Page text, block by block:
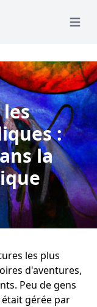
Open
:
la
les plus
d'aventures,
Peu de gens
gérée par